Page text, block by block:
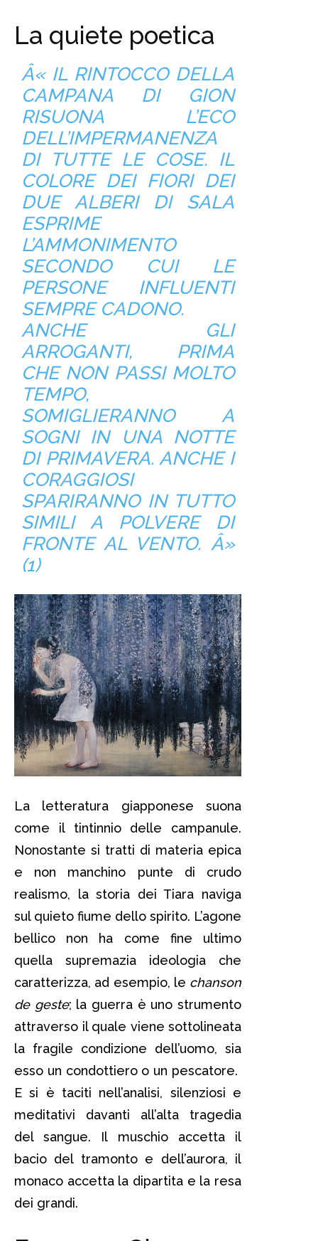
La quiete poetica
Â« IL RINTOCCO DELLA
CAMPANA DI GION
RISUONA L’ECO
DELL’IMPERMANENZA
DI TUTTE LE COSE. IL
COLORE DEI FIORI DEI
DUE ALBERI DI SALA
ESPRIME
L’AMMONIMENTO
SECONDO CUI LE
PERSONE INFLUENTI
SEMPRE CADONO.
ANCHE GLI
ARROGANTI, PRIMA
CHE NON PASSI MOLTO
TEMPO,
SOMIGLIERANNO A
SOGNI IN UNA NOTTE
DI PRIMAVERA. ANCHE I
CORAGGIOSI
SPARIRANNO IN TUTTO
SIMILI A POLVERE DI
FRONTE AL VENTO. Â»
(1)
La letteratura giapponese suona
come il tintinnio delle campanule.
Nonostante si tratti di materia epica
e non manchino punte di crudo
realismo, la storia dei Tiara naviga
sul quieto fiume dello spirito. L’agone
bellico non ha come fine ultimo
quella supremazia ideologia che
caratterizza, ad esempio, le chanson
de geste; la guerra è uno strumento
attraverso il quale viene sottolineata
la fragile condizione dell’uomo, sia
esso un condottiero o un pescatore.
E si è taciti nell’analisi, silenziosi e
meditativi davanti all’alta tragedia
del sangue. Il muschio accetta il
bacio del tramonto e dell’aurora, il
monaco accetta la dipartita e la resa
dei grandi.